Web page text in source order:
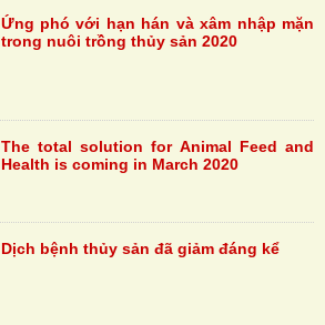
Ứng phó với hạn hán và xâm nhập mặn
trong nuôi trồng thủy sản 2020
The total solution for Animal Feed and
Health is coming in March 2020
Dịch bệnh thủy sản đã giảm đáng kể